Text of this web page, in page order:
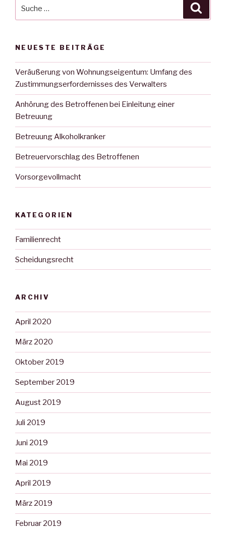
NEUESTE BEITRÄGE
Veräußerung von Wohnungseigentum: Umfang des
Zustimmungserfordernisses des Verwalters
Anhörung des Betroffenen bei Einleitung einer
Betreuung
Betreuung Alkoholkranker
Betreuervorschlag des Betroffenen
Vorsorgevollmacht
KATEGORIEN
Familienrecht
Scheidungsrecht
ARCHIV
April 2020
März 2020
Oktober 2019
September 2019
August 2019
Juli 2019
Juni 2019
Mai 2019
April 2019
März 2019
Februar 2019